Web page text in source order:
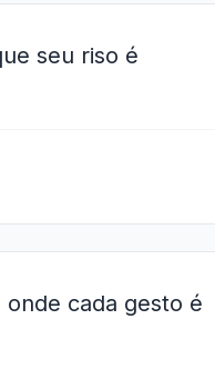
seu riso é
cada gesto é